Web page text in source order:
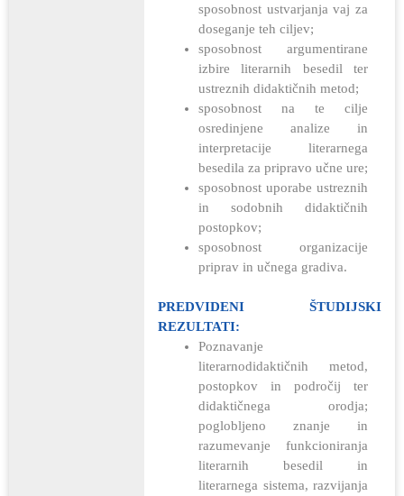
sposobnost ustvarjanja vaj za
doseganje teh ciljev;
sposobnost argumentirane
izbire literarnih besedil ter
ustreznih didaktičnih metod;
sposobnost na te cilje
osredinjene analize in
interpretacije literarnega
besedila za pripravo učne ure;
sposobnost uporabe ustreznih
in sodobnih didaktičnih
postopkov;
sposobnost organizacije
priprav in učnega gradiva.
PREDVIDENI ŠTUDIJSKI
REZULTATI:
Poznavanje
literarnodidaktičnih metod,
postopkov in področij ter
didaktičnega orodja;
poglobljeno znanje in
razumevanje funkcioniranja
literarnih besedil in
literarnega sistema, razvijanja